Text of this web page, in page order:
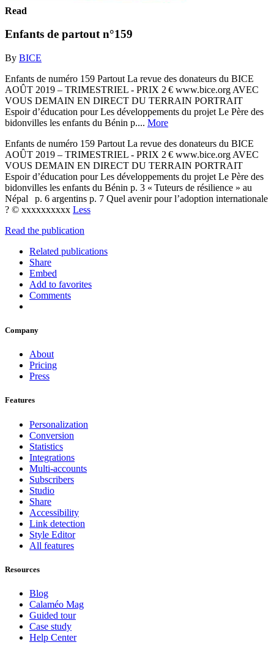
Read
Enfants de partout n°159
By BICE
Enfants de numéro 159 Partout La revue des donateurs du BICE
AOÛT 2019 – TRIMESTRIEL - PRIX 2 € www.bice.org AVEC
VOUS DEMAIN EN DIRECT DU TERRAIN PORTRAIT
Espoir d’éducation pour Les développements du projet Le Père des
bidonvilles les enfants du Bénin p.... More
Enfants de numéro 159 Partout La revue des donateurs du BICE
AOÛT 2019 – TRIMESTRIEL - PRIX 2 € www.bice.org AVEC
VOUS DEMAIN EN DIRECT DU TERRAIN PORTRAIT
Espoir d’éducation pour Les développements du projet Le Père des
bidonvilles les enfants du Bénin p. 3 « Tuteurs de résilience » au
Népal p. 6 argentins p. 7 Quel avenir pour l’adoption internationale
? © xxxxxxxxxx Less
Read the publication
Related publications
Share
Embed
Add to favorites
Comments
Company
About
Pricing
Press
Features
Personalization
Conversion
Statistics
Integrations
Multi-accounts
Subscribers
Studio
Share
Accessibility
Link detection
Style Editor
All features
Resources
Blog
Calaméo Mag
Guided tour
Case study
Help Center